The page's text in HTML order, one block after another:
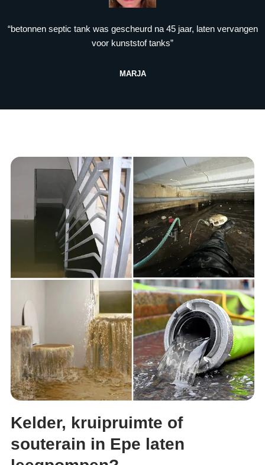
“betonnen septic tank was gescheurd na 45 jaar, laten vervangen
voor kunststof tanks”
MARJA
Kelder, kruipruimte of
souterain in Epe laten